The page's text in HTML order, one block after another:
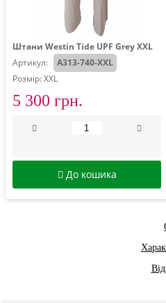
Штани Westin Tide UPF Grey XXL
Артикул:
A313-740-XXL
Розмір: XXL
5 300 грн.
До кошика